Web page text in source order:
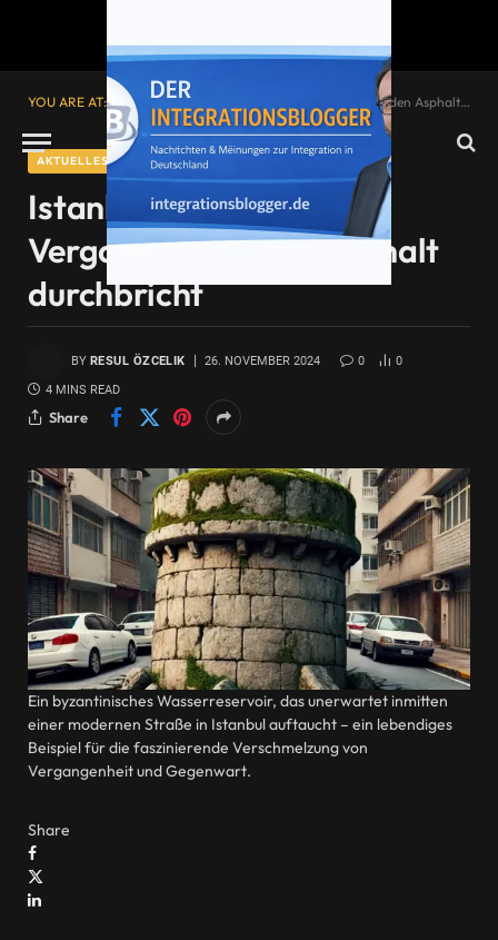
YOU ARE AT: Startseite» Istanbul: Wo die Vergangenheit den Asphalt durchbricht
AKTUELLES
Istanbul: Wo die
Vergangenheit den Asphalt
durchbricht
BY RESUL ÖZCELIK 26. NOVEMBER 2024 0 0
4 MINS READ
Share
Ein byzantinisches Wasserreservoir, das unerwartet inmitten
einer modernen Straße in Istanbul auftaucht – ein lebendiges
Beispiel für die faszinierende Verschmelzung von
Vergangenheit und Gegenwart.
Share